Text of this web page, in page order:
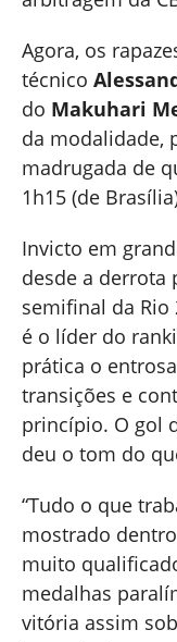
Agora, os
técnico
do Makuhari
da modalidade,
madrugada de
1h15 (de
Invicto em
desde a derrota
semifinal da
é o líder do
prática o
transições e
princípio. O gol
deu o tom do
“Tudo o que
mostrado
muito
medalhas
vitória assim